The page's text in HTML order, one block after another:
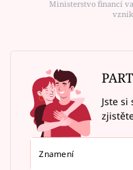
Ministerstvo financí
Jste